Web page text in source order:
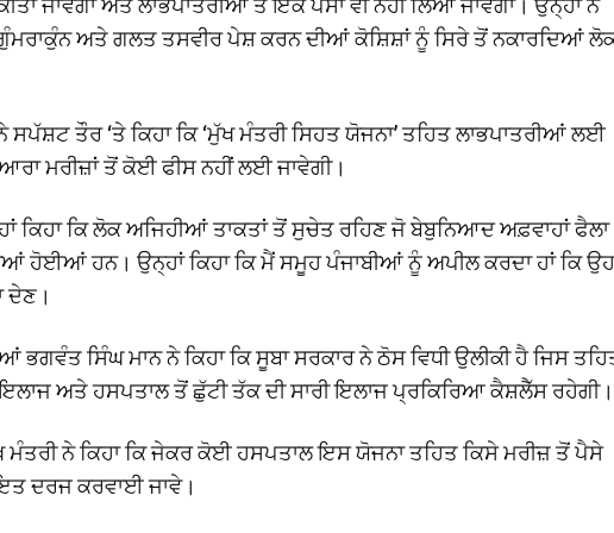
ਅਤੇ ਗਲਤ ਤਸਵੀਰ ਪੇਸ਼ ਕਰਨ ਦੀਆਂ ਕੋਸ਼ਿਸ਼ਾਂ ਨੂੰ ਸਿਰੇ ਤੋਂ ਨਕਾਰਦਿਆਂ
ਤੌਰ ‘ਤੇ ਕਿਹਾ ਕਿ ‘ਮੁੱਖ ਮੰਤਰੀ ਸਿਹਤ ਯੋਜਨਾ’ ਤਹਿਤ ਲਾਭਪਾਤਰੀਆਂ ਲਈ
ਮਰੀਜ਼ਾਂ ਤੋਂ ਕੋਈ ਫੀਸ ਨਹੀਂ ਲਈ ਜਾਵੇਗੀ।
ਕਿਹਾ ਕਿ ਲੋਕ ਅਜਿਹੀਆਂ ਤਾਕਤਾਂ ਤੋਂ ਸੁਚੇਤ ਰਹਿਣ ਜੋ ਬੇਬੁਨਿਆਦ ਅਫ਼ਵਾਹਾਂ ਫੈਲਾ
ਹੋਈਆਂ ਹਨ। ਉਨ੍ਹਾਂ ਕਿਹਾ ਕਿ ਮੈਂ ਸਮੂਹ ਪੰਜਾਬੀਆਂ ਨੂੰ ਅਪੀਲ ਕਰਦਾ ਹਾਂ ਕਿ ਉਹ
ਦੇਣ।
ਭਗਵੰਤ ਸਿੰਘ ਮਾਨ ਨੇ ਕਿਹਾ ਕਿ ਸੂਬਾ ਸਰਕਾਰ ਨੇ ਠੋਸ ਵਿਧੀ ਉਲੀਕੀ ਹੈ ਜਿਸ
ਅਤੇ ਹਸਪਤਾਲ ਤੋਂ ਛੁੱਟੀ ਤੱਕ ਦੀ ਸਾਰੀ ਇਲਾਜ ਪ੍ਰਕਿਰਿਆ ਕੈਸ਼ਲੈੱਸ ਰਹੇਗੀ।
ਨੇ ਕਿਹਾ ਕਿ ਜੇਕਰ ਕੋਈ ਹਸਪਤਾਲ ਇਸ ਯੋਜਨਾ ਤਹਿਤ ਕਿਸੇ ਮਰੀਜ਼ ਤੋਂ ਪੈਸੇ
ਦਰਜ ਕਰਵਾਈ ਜਾਵੇ।